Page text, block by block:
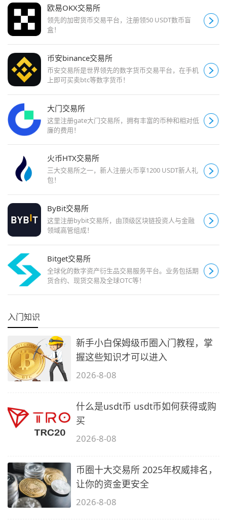
欧易OKX交易所
领先的加密货币交易平台，注册领50 USDT数币盲
盒！
币安binance交易所
币安交易所是世界领先的数字货币交易平台，在手机
上即可买卖btc等数字货币！
大门交易所
这里注册gate大门交易所，拥有丰富的币种和相对低
廉的费用！
火币HTX交易所
三大交易所之一，新人注册火币享1200 USDT新人礼
包！
ByBit交易所
这里注册bybit交易所，由顶级区块链投资人与金融
领域高管组成！
Bitget交易所
全球化的数字资产衍生品交易服务平台。业务包括期
货合约、现货交易及全球OTC等！
入门知识
新手小白保姆级币圈入门教程，掌
握这些知识才可以进入
2026-8-08
什么是usdt币 usdt币如何获得或购
买
2026-8-08
币圈十大交易所 2025年权威排名，
让你的资金更安全
2026-8-08